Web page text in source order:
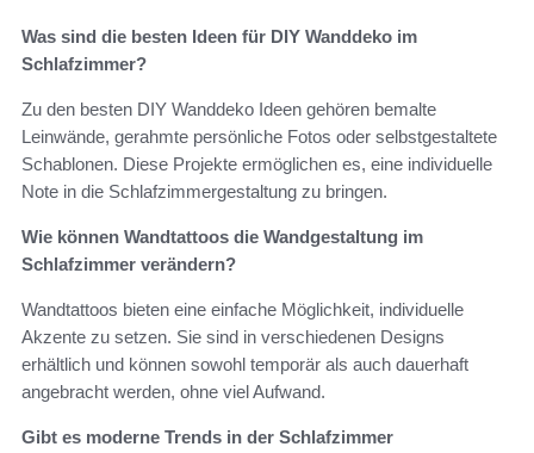
Was sind die besten Ideen für DIY Wanddeko im
Schlafzimmer?
Zu den besten DIY Wanddeko Ideen gehören bemalte
Leinwände, gerahmte persönliche Fotos oder selbstgestaltete
Schablonen. Diese Projekte ermöglichen es, eine individuelle
Note in die Schlafzimmergestaltung zu bringen.
Wie können Wandtattoos die Wandgestaltung im
Schlafzimmer verändern?
Wandtattoos bieten eine einfache Möglichkeit, individuelle
Akzente zu setzen. Sie sind in verschiedenen Designs
erhältlich und können sowohl temporär als auch dauerhaft
angebracht werden, ohne viel Aufwand.
Gibt es moderne Trends in der Schlafzimmer